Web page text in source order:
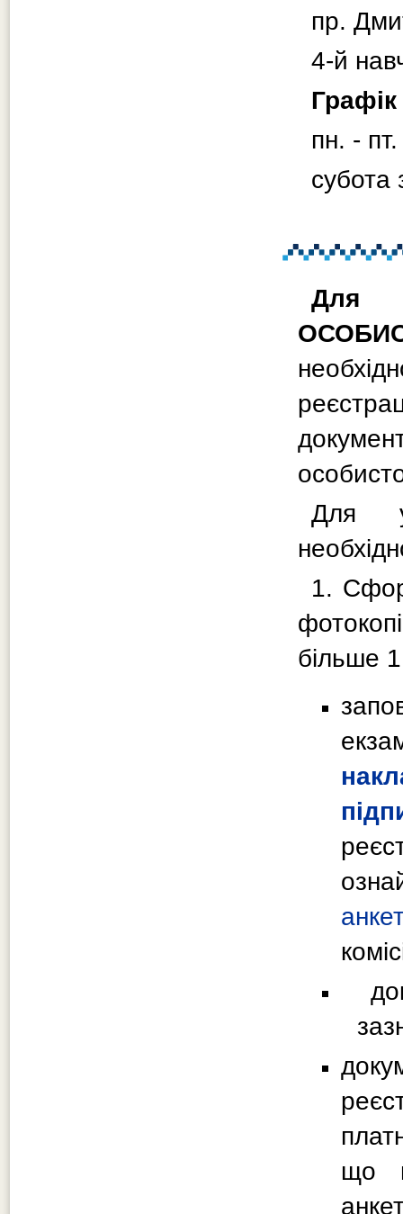
пр.
4-й
пн. -
субота
Для
Для
1.
більше
оз
що